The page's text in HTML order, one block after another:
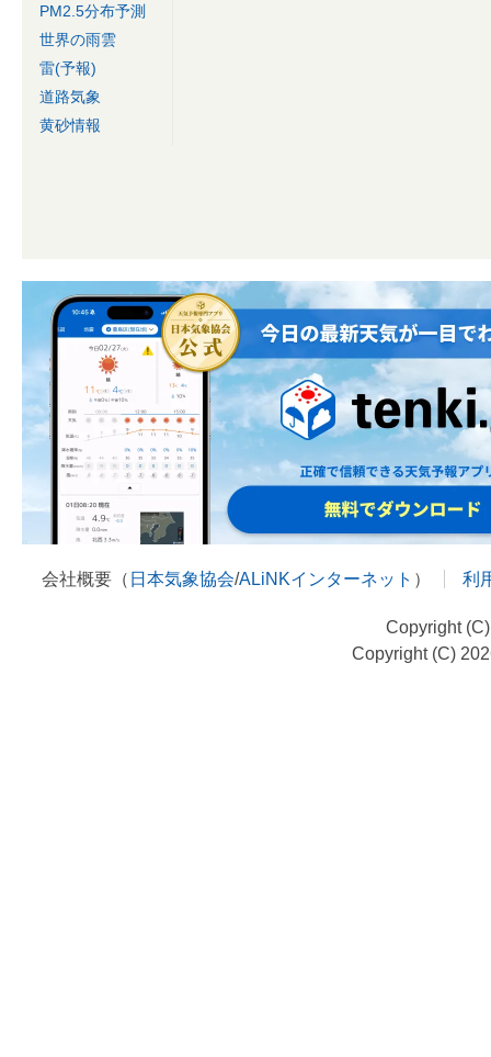
PM2.5分布予測
世界の雨雲
雷(予報)
道路気象
黄砂情報
会社概要（ 日本気象協会/ALiNKインターネット ） 利
Copyright
Copyright (C)